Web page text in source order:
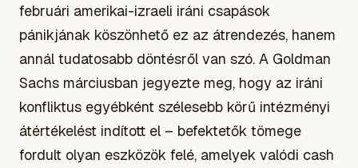
februári amerikai-izraeli iráni csapások
pánikjának köszönhető ez az átrendezés, hanem
annál tudatosabb döntésről van szó. A Goldman
Sachs márciusban jegyezte meg, hogy az iráni
konfliktus egyébként szélesebb körű intézményi
átértékelést indított el – befektetők tömege
fordult olyan eszközök felé, amelyek valódi cash